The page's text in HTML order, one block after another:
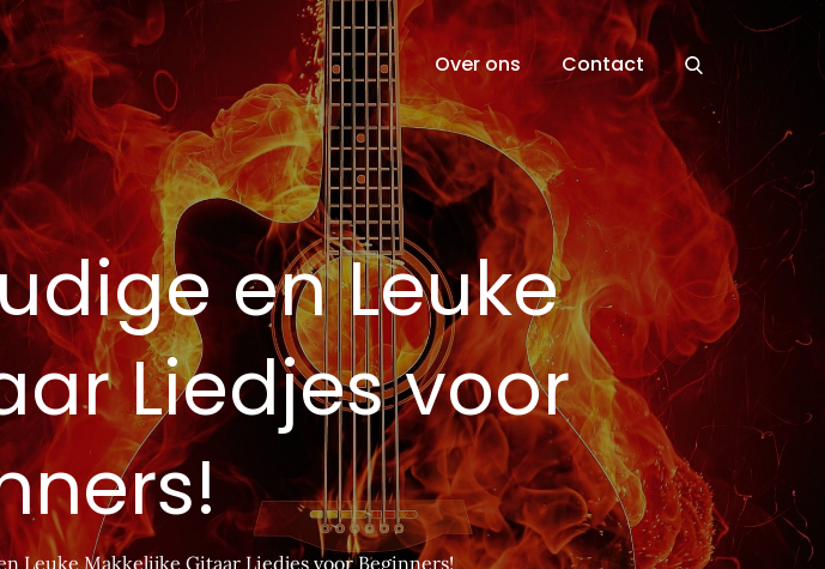
Over ons Contact
en Leuke
Liedjes voor
Leuke Makkelijke Gitaar Liedjes voor Beginners!